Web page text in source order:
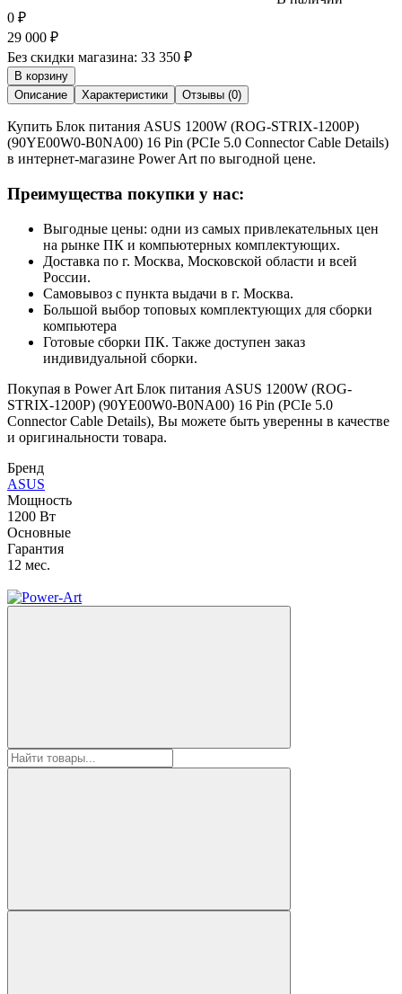
0 ₽
29 000 ₽
Без скидки магазина: 33 350 ₽
В корзину
Описание
Характеристики Отзывы (0)
Купить Блок питания ASUS 1200W (ROG-STRIX-1200P)
(90YE00W0-B0NA00) 16 Pin (PCIe 5.0 Connector Cable Details)
в интернет-магазине Power Art по выгодной цене.
Преимущества покупки у нас:
Выгодные цены: одни из самых привлекательных цен
на рынке ПК и компьютерных комплектующих.
Доставка по г. Москва, Московской области и всей
России.
Самовывоз с пункта выдачи в г. Москва.
Большой выбор топовых комплектующих для сборки
компьютера
Готовые сборки ПК. Также доступен заказ
индивидуальной сборки.
Покупая в Power Art Блок питания ASUS 1200W (ROG-
STRIX-1200P) (90YE00W0-B0NA00) 16 Pin (PCIe 5.0
Connector Cable Details), Вы можете быть уверенны в качестве
и оригинальности товара.
Бренд
ASUS
Мощность
1200 Вт
Основные
Гарантия
12 мес.